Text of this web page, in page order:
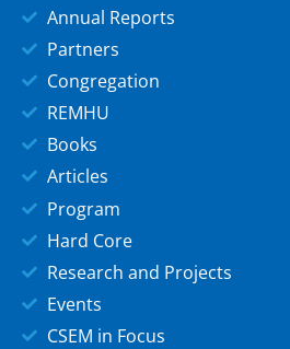
Annual Reports
Partners
Congregation
REMHU
Books
Articles
Program
Hard Core
Research and Projects
Events
CSEM in Focus